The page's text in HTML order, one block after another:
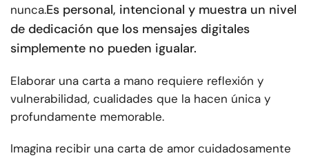
nunca.Es personal, intencional y muestra un nivel
de dedicación que los mensajes digitales
simplemente no pueden igualar.
Elaborar una carta a mano requiere reflexión y
vulnerabilidad, cualidades que la hacen única y
profundamente memorable.
Imagina recibir una carta de amor cuidadosamente